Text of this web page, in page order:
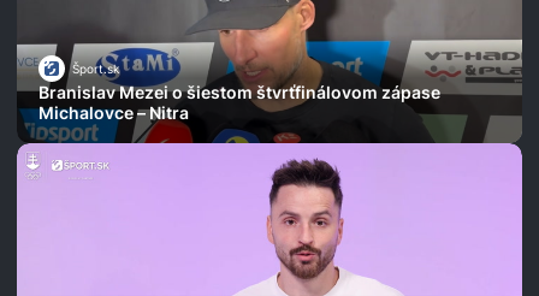
Šport.sk
Branislav Mezei o šiestom štvrťfinálovom zápase
Michalovce – Nitra